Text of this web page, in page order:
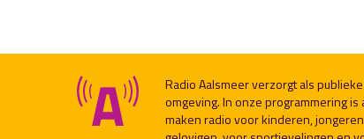
Radio Aalsmeer verzorgt als
omgeving. In onze programmering
maken radio voor kinderen,